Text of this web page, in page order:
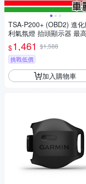
TSA-P200+ (OBD2) 進
利氣氛燈 抬頭顯示器 最
到時速300(車麗屋)
$1,461 $1,588
挑戰低價
加入購物車